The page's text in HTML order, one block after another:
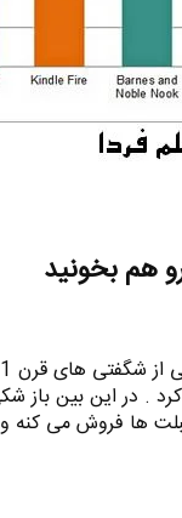
هم بخونید
. در این بین باز
ها فروش می کنه